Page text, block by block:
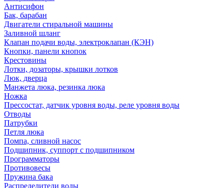
Антисифон
Бак, барабан
Двигатели стиральной машины
Заливной шланг
Клапан подачи воды, электроклапан (КЭН)
Кнопки, панели кнопок
Крестовины
Лотки, дозаторы, крышки лотков
Люк, дверца
Манжета люка, резинка люка
Ножка
Прессостат, датчик уровня воды, реле уровня воды
Отводы
Патрубки
Петля люка
Помпа, сливной насос
Подшипник, суппорт с подшипником
Программаторы
Противовесы
Пружина бака
Распределители воды